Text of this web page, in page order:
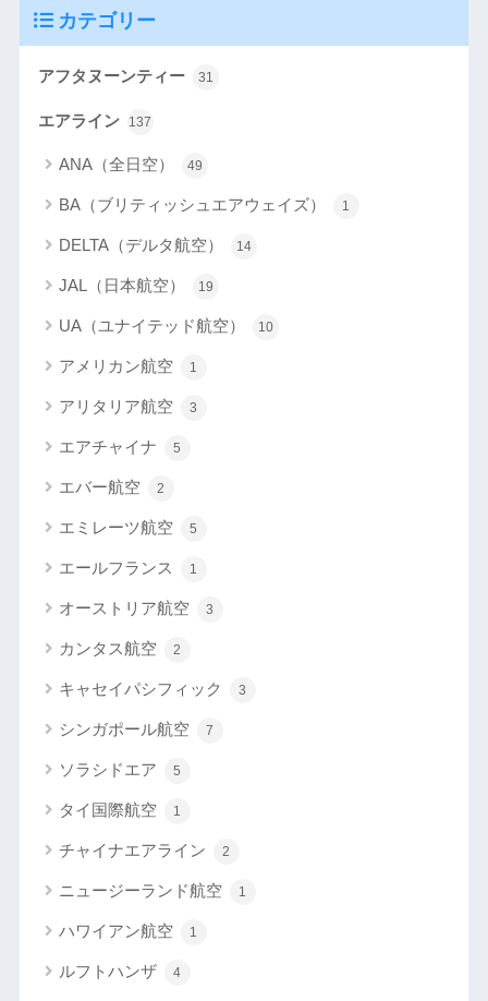
カテゴリー
アフタヌーンティー 31
エアライン 137
ANA（全日空） 49
BA（ブリティッシュエアウェイズ） 1
DELTA（デルタ航空） 14
JAL（日本航空） 19
UA（ユナイテッド航空） 10
アメリカン航空 1
アリタリア航空 3
エアチャイナ 5
エバー航空 2
エミレーツ航空 5
エールフランス 1
オーストリア航空 3
カンタス航空 2
キャセイパシフィック 3
シンガポール航空 7
ソラシドエア 5
タイ国際航空 1
チャイナエアライン 2
ニュージーランド航空 1
ハワイアン航空 1
ルフトハンザ 4